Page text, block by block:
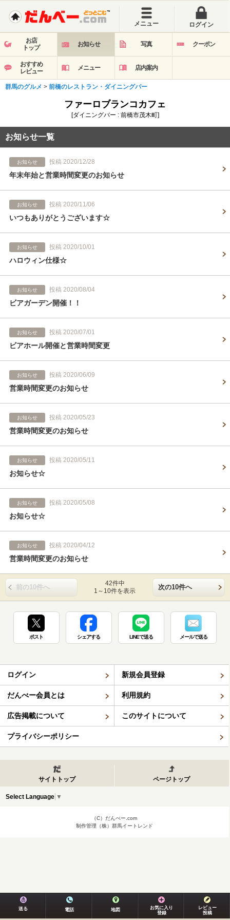
メニュー ログイン
お店
トップ
お知らせ 写真 クーポン
おすすめ
レビュー
メニュー 店内案内
群馬のグルメ > 前橋のレストラン・ダイニングバー
ファーロブランコカフェ
[ダイニングバー : 前橋市茂木町]
お知らせ一覧
お知らせ 投稿 2020/12/28
年末年始と営業時間変更のお知らせ
お知らせ 投稿 2020/11/06
いつもありがとうございます☆
お知らせ 投稿 2020/10/01
ハロウィン仕様☆
お知らせ 投稿 2020/08/04
ビアガーデン開催！！
お知らせ 投稿 2020/07/01
ビアホール開催と営業時間変更
お知らせ 投稿 2020/06/09
営業時間変更のお知らせ
お知らせ 投稿 2020/05/23
営業時間変更のお知らせ
お知らせ 投稿 2020/05/11
お知らせ☆
お知らせ 投稿 2020/05/08
お知らせ☆
お知らせ 投稿 2020/04/12
営業時間変更のお知らせ
前の10件へ
42件中
1～10件を表示
次の10件へ
ポスト シェアする LINEで送る メールで送る
ログイン 新規会員登録
だんべー会員とは 利用規約
広告掲載について このサイトについて
プライバシーポリシー
サイトトップ ページトップ
Select Language ▼
（C）だんべー.com
制作管理（株）群馬イートレンド
送る 電話 地図
お気に入り
登録
レビュー
投稿